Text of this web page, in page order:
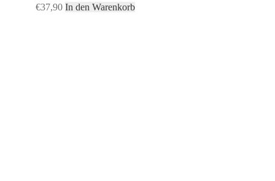
€37,90 In den Warenkorb